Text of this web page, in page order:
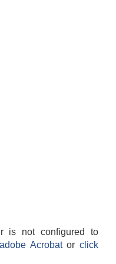
is not configured to
Acrobatorclick